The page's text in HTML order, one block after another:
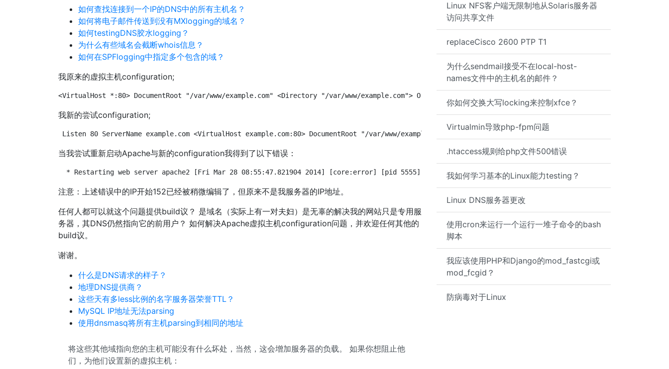
Linux NFS客户端无限制地从Solaris服务器
访问共享文件
replaceCisco 2600 PTP T1
为什么sendmail接受不在local-host-
names文件中的主机名的邮件？
你如何交换大写locking来控制xfce？
Virtualmin导致php-fpm问题
.htaccess规则给php文件500错误
我如何学习基本的Linux能力testing？
Linux DNS服务器更改
使用cron来运行一个运行一堆子命令的bash
脚本
我应该使用PHP和Django的mod_fastcgi或
mod_fcgid？
防病毒对于Linux
如何查找连接到一个IP的DNS中的所有主机名？
如何将电子邮件传送到没有MXlogging的域名？
如何testingDNS胶水logging？
为什么有些域名会截断whois信息？
如何在SPFlogging中指定多个包含的域？
我原来的虚拟主机configuration;
<VirtualHost *:80> DocumentRoot "/var/www/example.com" <Directory "/var/www/example.com"> Order allow,deny Allow from all Allowoverride all </Directory>
我新的尝试configuration;
Listen 80 ServerName example.com <VirtualHost example.com:80> DocumentRoot "/var/www/example.com" <Directory "/var/www/example.com"> Order
当我尝试重新启动Apache与新的configuration我得到了以下错误：
* Restarting web server apache2 [Fri Mar 28 08:55:47.821904 2014] [core:error] [pid 5555] (EAI 2)Name or service not known: AH00549: Failed to
注意：上述错误中的IP开始152已经被稍微编辑了，但原来不是我服务器的IP地址。
任何人都可以就这个问题提供build议？ 是域名（实际上有一对夫妇）是无辜的解决我的网站只是专用服
务器，其DNS仍然指向它的前用户？ 如何解决Apache虚拟主机configuration问题，并欢迎任何其他的
build议。
谢谢。
什么是DNS请求的样子？
地理DNS提供商？
这些天有多less比例的名字服务器荣誉TTL？
MySQL IP地址无法parsing
使用dnsmasq将所有主机parsing到相同的地址
将这些其他域指向您的主机可能没有什么坏处，当然，这会增加服务器的负载。 如果你想阻止他
们，为他们设置新的虚拟主机：